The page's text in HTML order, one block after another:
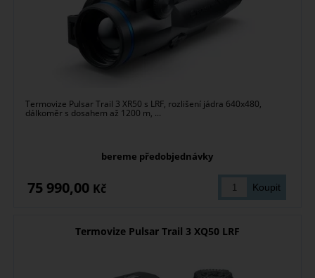
Termovize Pulsar Trail 3 XR50 s LRF, rozlišení jádra 640x480,
dálkoměr s dosahem až 1200 m, ...
bereme předobjednávky
75 990,00 Kč
Termovize Pulsar Trail 3 XQ50 LRF